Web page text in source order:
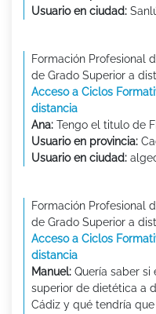
Usuario en ciudad:
Formación Profesional
de Grado Superior a
Acceso a Ciclos
distancia
Ana: Tengo el titulo de
Usuario en provincia:
Usuario en ciudad:
Formación Profesional
de Grado Superior a
Acceso a Ciclos
distancia
Manuel: Quería saber
superior de dietética a
Cádiz y qué tendría